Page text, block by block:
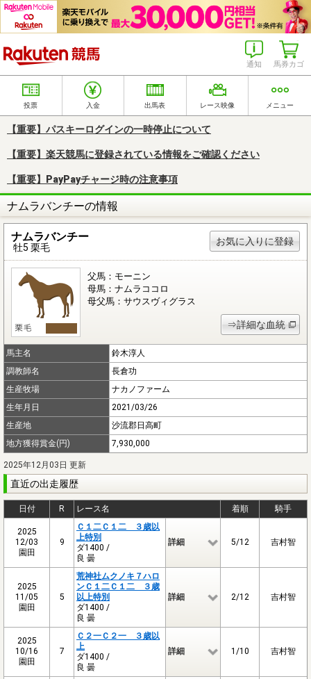
馬券カゴ
通知
投票 入金 出馬表 レース映像 メニュー
【重要】パスキーログインの一時停止について
【重要】楽天競馬に登録されている情報をご確認ください
【重要】PayPayチャージ時の注意事項
ナムラバンチーの情報
ナムラバンチー
牡5 栗毛
お気に入りに登録
父馬：モーニン
母馬：ナムラココロ
母父馬：サウスヴィグラス
⇒詳細な血統
馬主名
鈴木淳人
調教師名
長倉功
生産牧場
ナカノファーム
生年月日
2021/03/26
生産地
沙流郡日高町
地方獲得賞金(円)
7,930,000
2025年12月03日 更新
直近の出走履歴
日付 R レース名 着順 騎手
2025
12/03
園田
9
Ｃ１二Ｃ１二 ３歳以
上特別
ダ1400 /
良 曇
詳細 5/12 吉村智
2025
11/05
園田
5
荒神社ムクノキ７ハロ
ンＣ１二Ｃ１二 ３歳
以上特別
ダ1400 /
良 曇
詳細 2/12 吉村智
2025
10/16
園田
7
Ｃ２一Ｃ２一 ３歳以
上
ダ1400 /
良 曇
詳細 1/10 吉村智